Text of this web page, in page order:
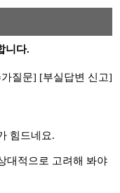
니다.
질문] [부실답변 신고]
힘드네요.
대적으로 고려해 봐야